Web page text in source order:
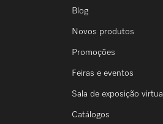
Blog
Novos produtos
Promoções
Feiras e eventos
Sala de exposição virtual
Catálogos